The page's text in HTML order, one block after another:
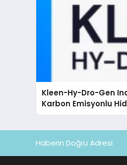
Kleen-Hy-Dro-Gen
Karbon Emisyonlu
Isıtma Teknolojisinde
Haberin Doğru Adresi